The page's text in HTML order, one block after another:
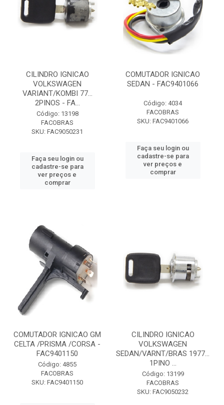
CILINDRO IGNICAO
VOLKSWAGEN
VARIANT/KOMBI 77...
2PINOS - FA...
Código: 13198
FACOBRAS
SKU: FAC9050231
Faça seu login ou
cadastre-se para
ver preços e
comprar
COMUTADOR IGNICAO
SEDAN - FAC9401066
Código: 4034
FACOBRAS
SKU: FAC9401066
Faça seu login ou
cadastre-se para
ver preços e
comprar
COMUTADOR IGNICAO GM
CELTA /PRISMA /CORSA -
FAC9401150
Código: 4855
FACOBRAS
SKU: FAC9401150
CILINDRO IGNICAO
VOLKSWAGEN
SEDAN/VARNT/BRAS 1977...
1PINO ...
Código: 13199
FACOBRAS
SKU: FAC9050232